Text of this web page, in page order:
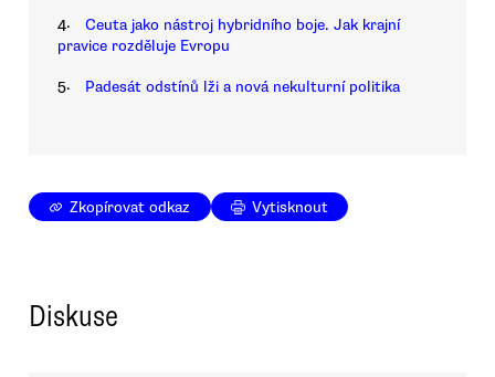
4.
Ceuta jako nástroj hybridního boje. Jak krajní
pravice rozděluje Evropu
5. Padesát odstínů lži a nová nekulturní politika
Zkopírovat odkaz Vytisknout
Diskuse